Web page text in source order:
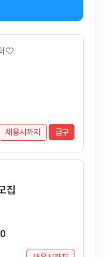
채용시까지 급구
집